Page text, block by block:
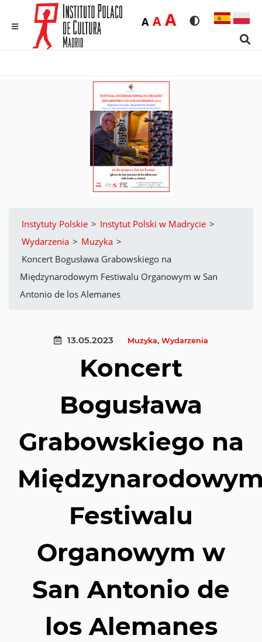
Rozmiar
ADomyślna
AŚrednia
ADużaWersja
Instytuty Polskie > Instytut Polski w Madrycie >
Wydarzenia > Muzyka >
Koncert Bogusława Grabowskiego na
Międzynarodowym Festiwalu Organowym w San
Antonio de los Alemanes
13.05.2023 Muzyka, Wydarzenia
Koncert
Bogusława
Grabowskiego na
Festiwalu
Organowym w
San Antonio de
los Alemanes